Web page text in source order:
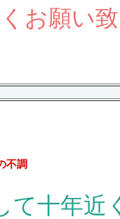
お願い
不調
て十年近